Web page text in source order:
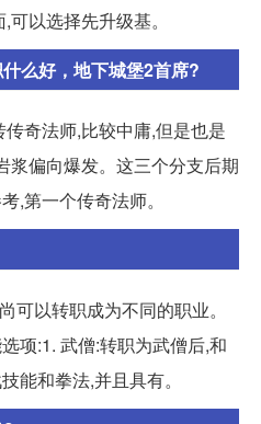
以选择先升级基。
么好，地下城堡2首席?
奇法师,比较中庸,但是也是
浆偏向爆发。这三个分支后期
,第一个传奇法师。
可以转职成为不同的职业。
项:1. 武僧:转职为武僧后,和
能和拳法,并且具有。